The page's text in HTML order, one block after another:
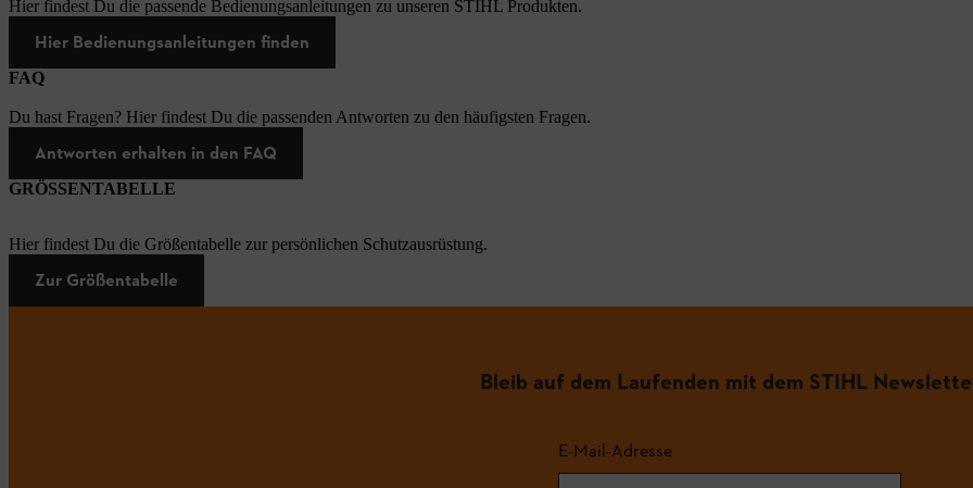
Hier findest Du die passende Bedienungsanleitungen zu unseren STIHL Produkten.
Hier Bedienungsanleitungen finden
FAQ
Du hast Fragen? Hier findest Du die passenden Antworten zu den häufigsten Fragen.
Antworten erhalten in den FAQ
GRÖSSENTABELLE
Hier findest Du die Größentabelle zur persönlichen Schutzausrüstung.
Zur Größentabelle
Bleib auf dem Laufenden mit dem STIHL
E-Mail-Adresse